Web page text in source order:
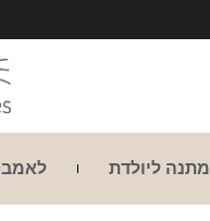
מתנה ליולדת